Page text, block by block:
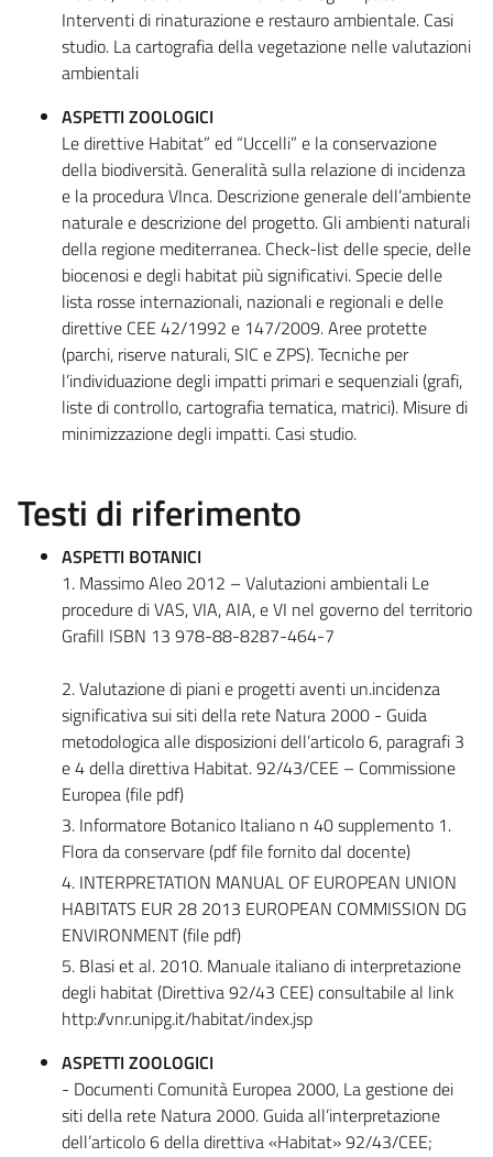
Interventi di rinaturazione e restauro ambientale. Casi
studio. La cartografia della vegetazione nelle valutazioni
ambientali
ASPETTI ZOOLOGICI
Le direttive Habitat” ed “Uccelli” e la conservazione
della biodiversità. Generalità sulla relazione di incidenza
e la procedura VInca. Descrizione generale dell’ambiente
naturale e descrizione del progetto. Gli ambienti naturali
della regione mediterranea. Check-list delle specie, delle
biocenosi e degli habitat più significativi. Specie delle
lista rosse internazionali, nazionali e regionali e delle
direttive CEE 42/1992 e 147/2009. Aree protette
(parchi, riserve naturali, SIC e ZPS). Tecniche per
l’individuazione degli impatti primari e sequenziali (grafi,
liste di controllo, cartografia tematica, matrici). Misure di
minimizzazione degli impatti. Casi studio.
Testi di riferimento
ASPETTI BOTANICI
1. Massimo Aleo 2012 – Valutazioni ambientali Le
procedure di VAS, VIA, AIA, e VI nel governo del territorio
Grafill ISBN 13 978-88-8287-464-7
2. Valutazione di piani e progetti aventi un.incidenza
significativa sui siti della rete Natura 2000 - Guida
metodologica alle disposizioni dell’articolo 6, paragrafi 3
e 4 della direttiva Habitat. 92/43/CEE – Commissione
Europea (file pdf)
3. Informatore Botanico Italiano n 40 supplemento 1.
Flora da conservare (pdf file fornito dal docente)
4. INTERPRETATION MANUAL OF EUROPEAN UNION
HABITATS EUR 28 2013 EUROPEAN COMMISSION DG
ENVIRONMENT (file pdf)
5. Blasi et al. 2010. Manuale italiano di interpretazione
degli habitat (Direttiva 92/43 CEE) consultabile al link
http://vnr.unipg.it/habitat/index.jsp
ASPETTI ZOOLOGICI
- Documenti Comunità Europea 2000, La gestione dei
siti della rete Natura 2000. Guida all’interpretazione
dell’articolo 6 della direttiva «Habitat» 92/43/CEE;